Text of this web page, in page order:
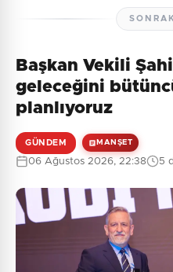
10
Henüz yorum
Başkan Vekili
geleceğini
planlıyoruz
GÜNDEM MANŞET
06 Ağustos 2026, 22:38 5